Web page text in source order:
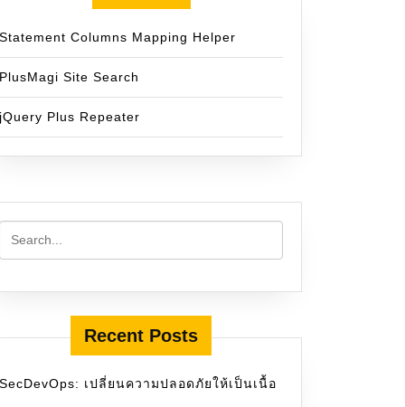
Statement Columns Mapping Helper
PlusMagi Site Search
jQuery Plus Repeater
Recent Posts
SecDevOps: เปลี่ยนความปลอดภัยให้เป็นเนื้อ